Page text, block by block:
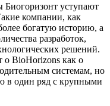
Биогоризонт уступают
компании, как
богатую историю, а
разработок,
решений.
о BioHorizons как о
системам, но
в один ряд с крупными